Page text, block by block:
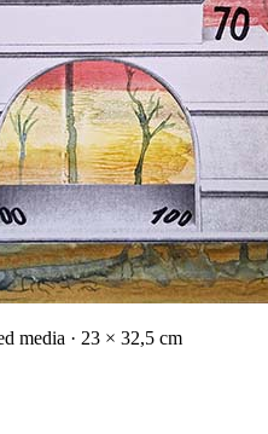
media · 23 × 32,5 cm